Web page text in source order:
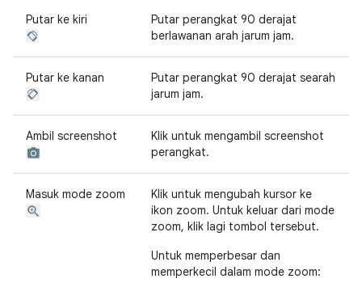
Putar ke kiri
Putar perangkat 90 derajat
berlawanan arah jarum jam.
Putar ke kanan
Putar perangkat 90 derajat searah
jarum jam.
Ambil screenshot
Klik untuk mengambil screenshot
perangkat.
Masuk mode zoom
Klik untuk mengubah kursor ke
ikon zoom. Untuk keluar dari mode
zoom, klik lagi tombol tersebut.
Untuk memperbesar dan
memperkecil dalam mode zoom: